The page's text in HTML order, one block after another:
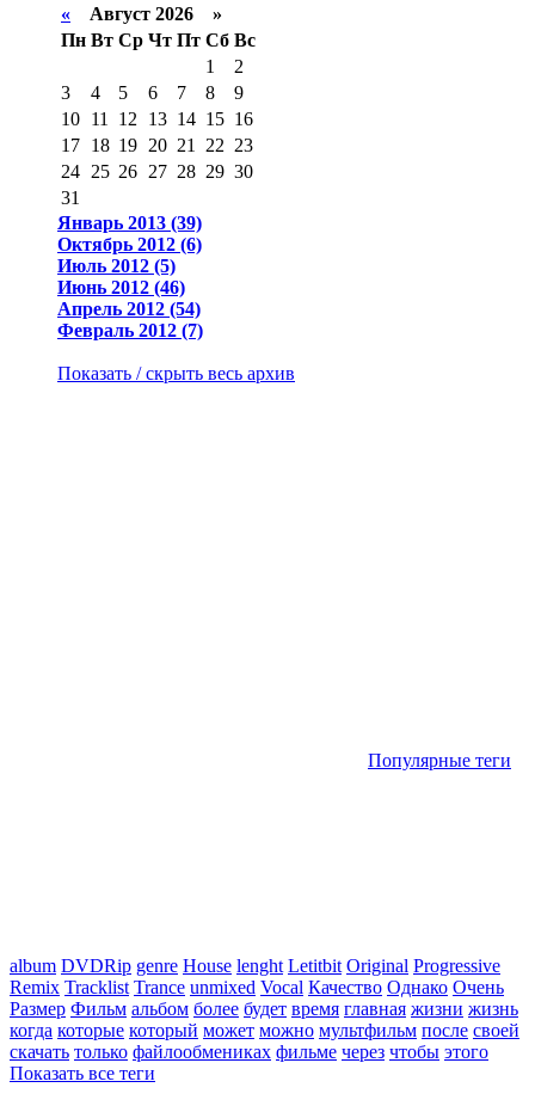
« Август 2026 »
Пн Вт Ср Чт Пт Сб Вс
1
2
3
4 5 6 7 8
9
10 11 12 13 14 15 16
17 18 19 20 21 22 23
24 25 26 27 28 29 30
31
Январь 2013 (39)
Октябрь 2012 (6)
Июль 2012 (5)
Июнь 2012 (46)
Апрель 2012 (54)
Февраль 2012 (7)
Показать / скрыть весь архив
Популярные теги
album DVDRip genre House lenght Letitbit Original Progressive
Remix Tracklist Trance unmixed Vocal Качество Однако Очень
Размер Фильм альбом более будет время главная жизни жизнь
когда которые который может можно мультфильм после своей
скачать только файлообмениках фильме через чтобы этого
Показать все теги